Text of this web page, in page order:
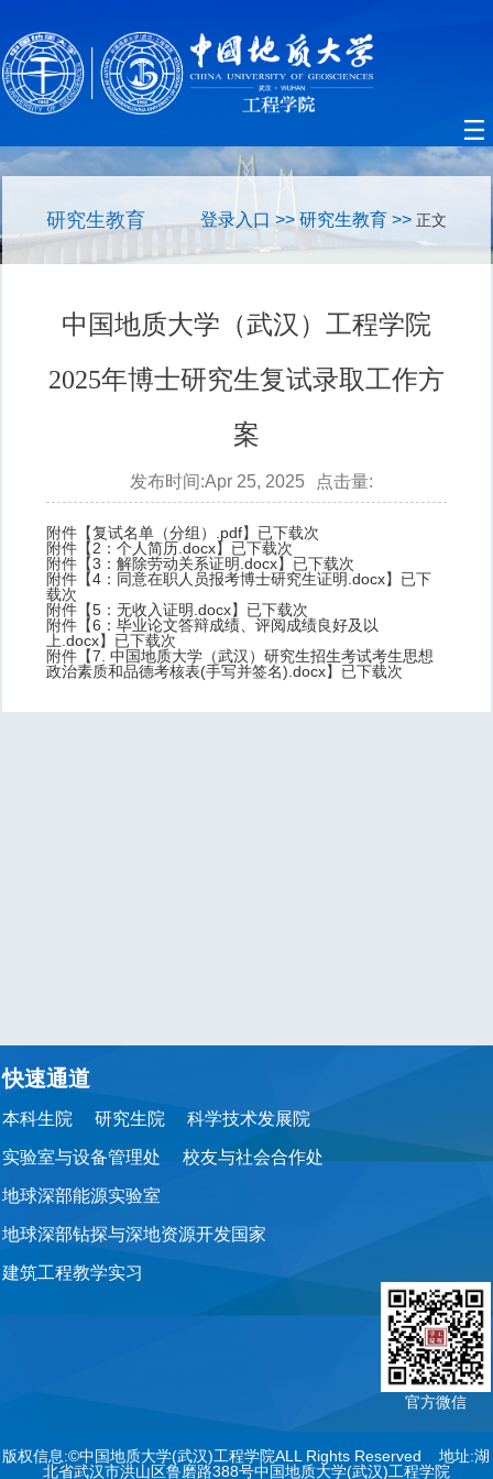
研究生教育 登录入口 >> 研究生教育 >>正文
中国地质大学（武汉）工程学院
2025年博士研究生复试录取工作方
案
发布时间:Apr 25, 2025 点击量:
附件【复试名单（分组）.pdf】已下载次
附件【2：个人简历.docx】已下载次
附件【3：解除劳动关系证明.docx】已下载次
附件【4：同意在职人员报考博士研究生证明.docx】已下
载次
附件【5：无收入证明.docx】已下载次
附件【6：毕业论文答辩成绩、评阅成绩良好及以
上.docx】已下载次
附件【7. 中国地质大学（武汉）研究生招生考试考生思想
政治素质和品德考核表(手写并签名).docx】已下载次
快速通道
本科生院 研究生院 科学技术发展院
实验室与设备管理处 校友与社会合作处
地球深部能源实验室
地球深部钻探与深地资源开发国家
建筑工程教学实习
官方微信
版权信息:©中国地质大学(武汉)工程学院ALL Rights Reserved 地址:湖
北省武汉市洪山区鲁磨路388号中国地质大学(武汉)工程学院